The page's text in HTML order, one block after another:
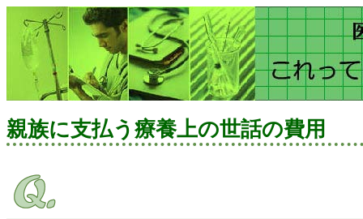
親族に支払う療養上の世話の費用